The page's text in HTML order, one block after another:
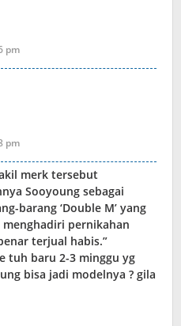
pm
pm
merk tersebut
Sooyoung sebagai
barang ‘Double M’ yang
pernikahan
terjual habis.”
tuh baru 2-3 minggu yg
bisa jadi modelnya ? gila